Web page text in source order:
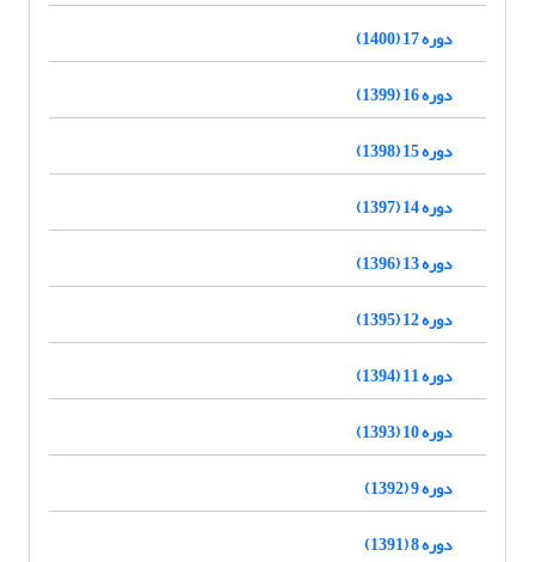
دوره 17 (1400)
دوره 16 (1399)
دوره 15 (1398)
دوره 14 (1397)
دوره 13 (1396)
دوره 12 (1395)
دوره 11 (1394)
دوره 10 (1393)
دوره 9 (1392)
دوره 8 (1391)